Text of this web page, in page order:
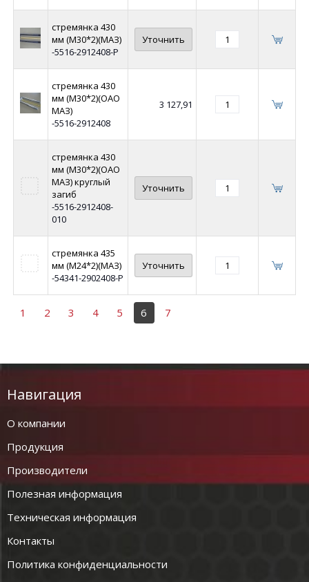
стремянка 430
мм (М30*2)(МАЗ)
-5516-2912408-Р
Уточнить
стремянка 430
мм (М30*2)(ОАО
МАЗ)
-5516-2912408
3 127,91
стремянка 430
мм (М30*2)(ОАО
МАЗ) круглый
загиб
-5516-2912408-
010
Уточнить
стремянка 435
мм (М24*2)(МАЗ)
-54341-2902408-Р
Уточнить
1 2 3 4 5 6 7
Навигация
О компании
Продукция
Производители
Полезная информация
Техническая информация
Контакты
Политика конфиденциальности